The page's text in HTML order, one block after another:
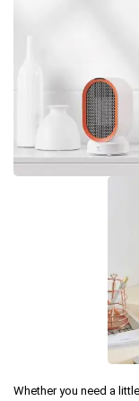
Whether you need a